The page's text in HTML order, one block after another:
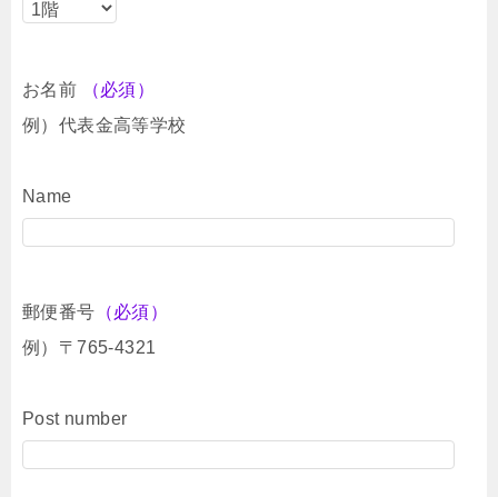
お名前
（必須）
例）代表金高等学校
Name
郵便番号 （必須）
例）〒765-4321
Post number